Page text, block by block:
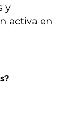
y
activa en